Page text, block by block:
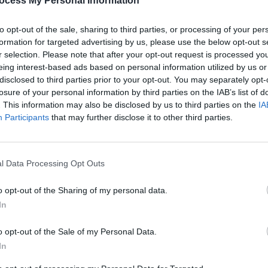
opt-out of the sale, sharing to third parties, or processing of your
for targeted advertising by us, please use the below opt-out
selection. Please note that after your opt-out request is processed
interest-based ads based on personal information utilized by us
to third parties prior to your opt-out. You may separately
of your personal information by third parties on the IAB’s list of
This information may also be disclosed by us to third parties on the
Participants that may further disclose it to other third parties.
Data Processing Opt Outs
opt-out of the Sharing of my personal data.
opt-out of the Sale of my Personal Data.
pour toutes les femmes, sans ordonnance. Une annonce
vous en dit plus.
accessible à toutes
des femmes en facilitant leur accès à la
enpharmacie , de manière
18
1.3k
1.3k
4
1.2k
1k